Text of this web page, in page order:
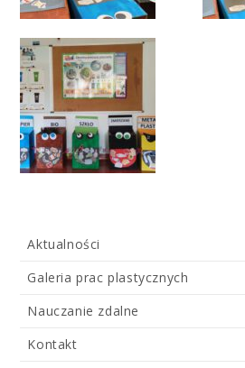
Aktualności
Galeria prac plastycznych
Nauczanie zdalne
Kontakt